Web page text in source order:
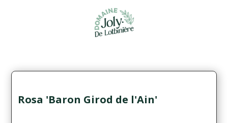
Rosa 'Baron Girod de l'Ain'